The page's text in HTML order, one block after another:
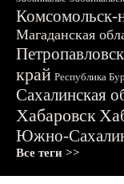
Комсомольск-
Магаданская
край Республика
Сахалинская
Хабаровск
Южно-
Все теги >>